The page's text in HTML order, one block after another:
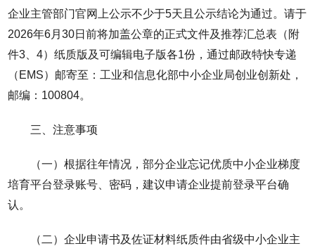
企业主管部门官网上公示不少于5天且公示结论为通过。请于
2026年6月30日前将加盖公章的正式文件及推荐汇总表（附
件3、4）纸质版及可编辑电子版各1份，通过邮政特快专递
（EMS）邮寄至：工业和信息化部中小企业局创业创新处，
邮编：100804。
三、注意事项
（一）根据往年情况，部分企业忘记优质中小企业梯度
培育平台登录账号、密码，建议申请企业提前登录平台确
认。
（二）企业申请书及佐证材料纸质件由省级中小企业主